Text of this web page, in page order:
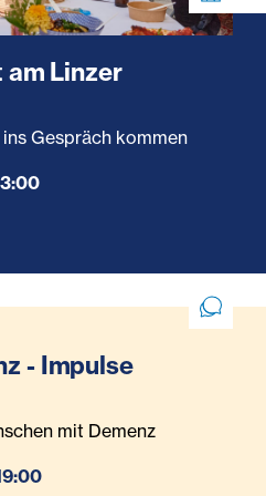
Linzer
Gespräch kommen
- Impulse
mit Demenz